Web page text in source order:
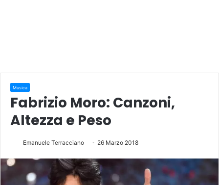
Musica
Fabrizio Moro: Canzoni,
Altezza e Peso
Emanuele Terracciano 26 Marzo 2018